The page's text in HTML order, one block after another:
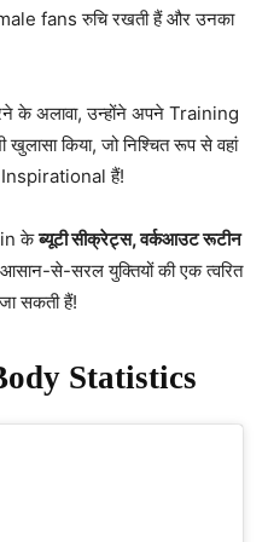
fans रुचि रखती हैं और उनका
अलावा, उन्होंने अपने Training
किया, जो निश्चित रूप से वहां
हैं!
केब्यूटी सीक्रेट्स, वर्कआउट रूटीन
से-सरल युक्तियों की एक त्वरित
सकती हैं!
Statistics